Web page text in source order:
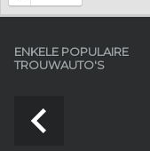
ENKELE POPULAIRE
TROUWAUTO'S
navigate_before